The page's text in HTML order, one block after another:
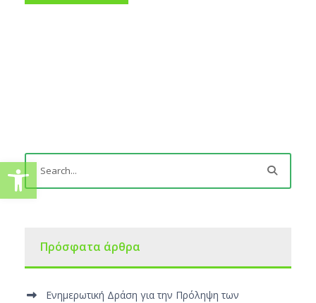
Πρόσφατα άρθρα
Ενημερωτική Δράση για την Πρόληψη των
Ανοίξτε τη γραμμή